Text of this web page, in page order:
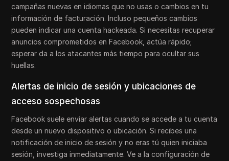
campañas nuevas en idiomas que no usas o cambios en tu
información de facturación. Incluso pequeños cambios
pueden indicar una cuenta hackeada. Si necesitas recuperar
anuncios comprometidos en Facebook, actúa rápido;
esperar da a los atacantes más tiempo para ocultar sus
huellas.
Alertas de inicio de sesión y ubicaciones de
acceso sospechosas
Facebook suele enviar alertas cuando se accede a tu cuenta
desde un nuevo dispositivo o ubicación. Si recibes una
notificación de inicio de sesión y no eras tú quien iniciaba
sesión, investiga inmediatamente. Ve a la configuración de